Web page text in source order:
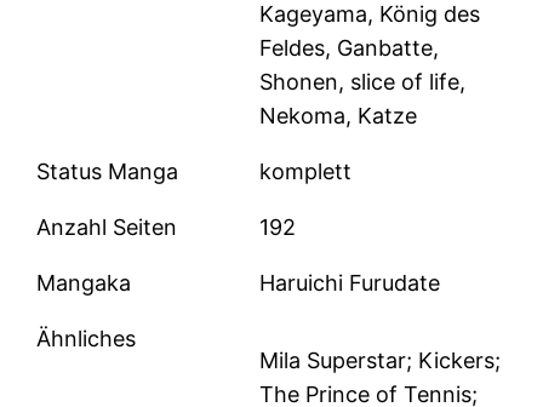
Kageyama, König des
Feldes, Ganbatte,
Shonen, slice of life,
Nekoma, Katze
Status Manga komplett
Anzahl Seiten 192
Mangaka Haruichi Furudate
Ähnliches
Mila Superstar; Kickers;
The Prince of Tennis;